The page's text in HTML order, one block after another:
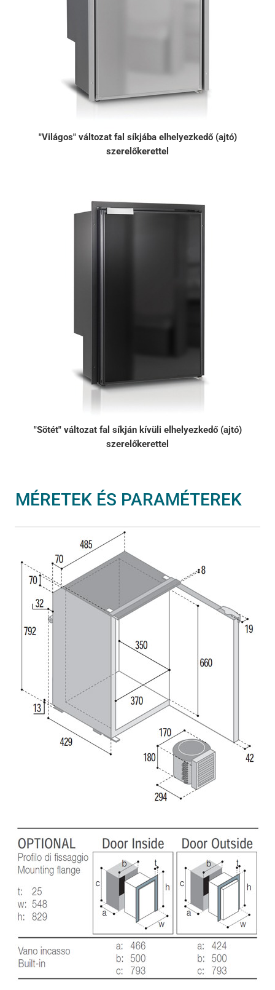
"Világos" változat fal síkjába elhelyezkedő (ajtó)
szerelőkerettel
"Sötét" változat fal síkján kívüli elhelyezkedő (ajtó)
szerelőkerettel
MÉRETEK ÉS PARAMÉTEREK